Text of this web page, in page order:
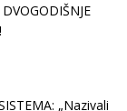
„Nazivali